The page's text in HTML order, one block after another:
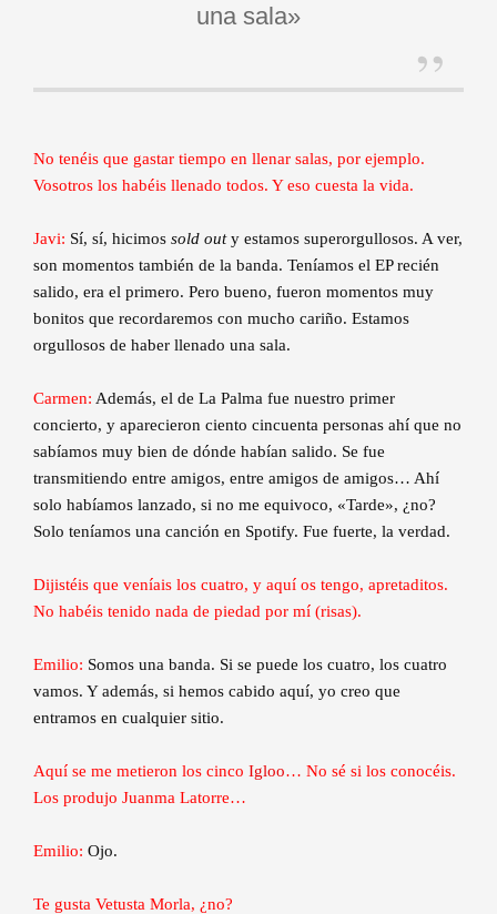
una sala»
No tenéis que gastar tiempo en llenar salas, por ejemplo.
Vosotros los habéis llenado todos. Y eso cuesta la vida.
Javi: Sí, sí, hicimos sold outy estamos superorgullosos. A ver,
son momentos también de la banda. Teníamos el EP recién
salido, era el primero. Pero bueno, fueron momentos muy
bonitos que recordaremos con mucho cariño. Estamos
orgullosos de haber llenado una sala.
Carmen: Además, el de La Palma fue nuestro primer
concierto, y aparecieron ciento cincuenta personas ahí que no
sabíamos muy bien de dónde habían salido. Se fue
transmitiendo entre amigos, entre amigos de amigos… Ahí
solo habíamos lanzado, si no me equivoco, «Tarde», ¿no?
Solo teníamos una canción en Spotify. Fue fuerte, la verdad.
Dijistéis que veníais los cuatro, y aquí os tengo, apretaditos.
No habéis tenido nada de piedad por mí (risas).
Emilio: Somos una banda. Si se puede los cuatro, los cuatro
vamos. Y además, si hemos cabido aquí, yo creo que
entramos en cualquier sitio.
Aquí se me metieron los cinco Igloo… No sé si los conocéis.
Los produjo Juanma Latorre…
Emilio: Ojo.
Te gusta Vetusta Morla, ¿no?